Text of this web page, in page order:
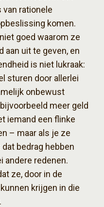
rationele
komen.
goed waarom ze
aan uit te geven, en
is niet lukraak:
sturen door allerlei
onbewust
meer geld
iemand een flinke
– maar als je ze
bedrag hebben
andere redenen.
ze, door in de
krijgen in die